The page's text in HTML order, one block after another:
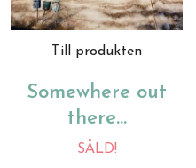
Till produkten
Somewhere out
there…
SÅLD!